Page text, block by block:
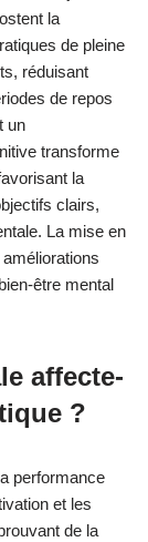
la
de pleine
réduisant
de repos
un
transforme
la
clairs,
La mise en
être mental
affecte-
?
performance
et les
de la